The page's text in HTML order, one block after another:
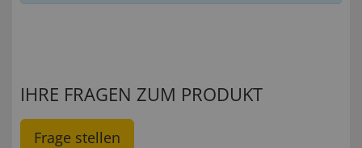
IHRE FRAGEN ZUM PRODUKT
Frage stellen